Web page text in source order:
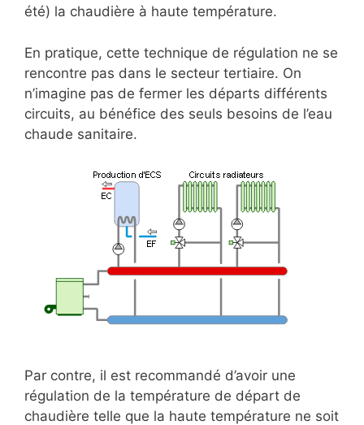
été) la chaudière à haute température.
En pratique, cette technique de régulation ne se
rencontre pas dans le secteur tertiaire. On
n’imagine pas de fermer les départs différents
circuits, au bénéfice des seuls besoins de l’eau
chaude sanitaire.
Par contre, il est recommandé d’avoir une
régulation de la température de départ de
chaudière telle que la haute température ne soit